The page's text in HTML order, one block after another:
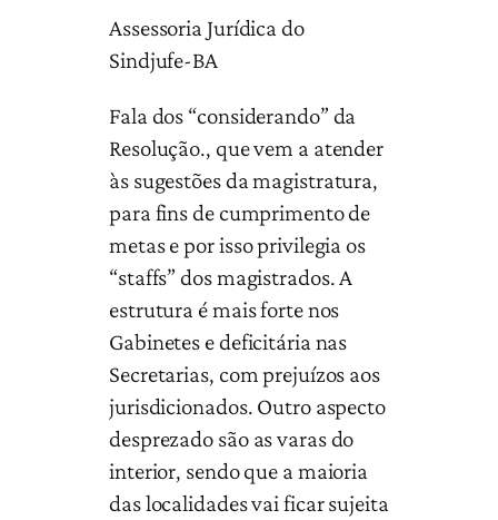
Assessoria Jurídica do
Sindjufe-BA
Fala dos “considerando” da
Resolução., que vem a atender
às sugestões da magistratura,
para fins de cumprimento de
metas e por isso privilegia os
“staffs” dos magistrados. A
estrutura é mais forte nos
Gabinetes e deficitária nas
Secretarias, com prejuízos aos
jurisdicionados. Outro aspecto
desprezado são as varas do
interior, sendo que a maioria
das localidades vai ficar sujeita